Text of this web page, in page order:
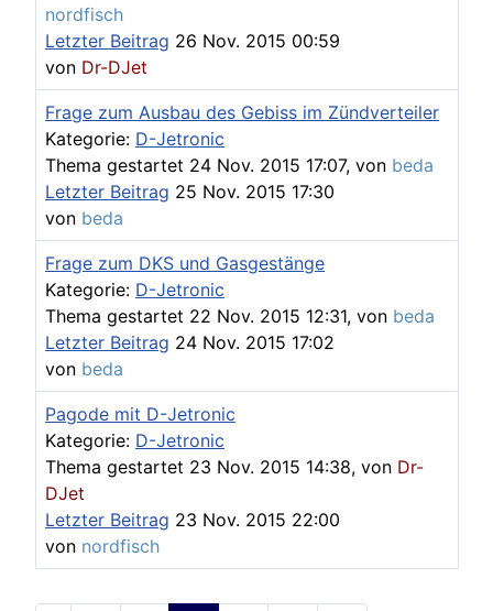
nordfisch
Letzter Beitrag 26 Nov. 2015 00:59
von Dr-DJet
Frage zum Ausbau des Gebiss im Zündverteiler
Kategorie: D-Jetronic
Thema gestartet 24 Nov. 2015 17:07, von beda
Letzter Beitrag 25 Nov. 2015 17:30
von beda
Frage zum DKS und Gasgestänge
Kategorie: D-Jetronic
Thema gestartet 22 Nov. 2015 12:31, von beda
Letzter Beitrag 24 Nov. 2015 17:02
von beda
Pagode mit D-Jetronic
Kategorie: D-Jetronic
Thema gestartet 23 Nov. 2015 14:38, von Dr-
DJet
Letzter Beitrag 23 Nov. 2015 22:00
von nordfisch